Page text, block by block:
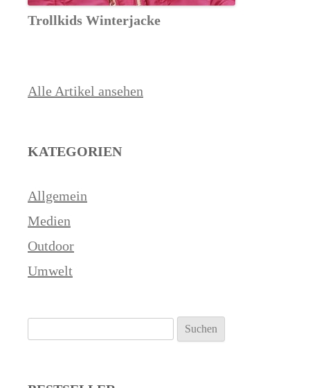
Trollkids Winterjacke
Alle Artikel ansehen
KATEGORIEN
Allgemein
Medien
Outdoor
Umwelt
nach: